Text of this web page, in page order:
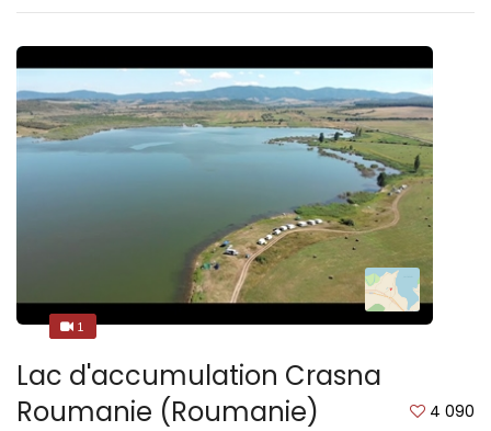
11
Lac d'accumulation Crasna
Roumanie (Roumanie)
4 090